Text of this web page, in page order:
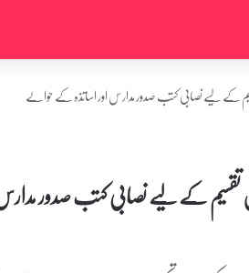
کے لیے نصابی کتب صدور مدارس اور اساتذہ کے حوالے
تقسیم کے لیے نصابی کتب صدور